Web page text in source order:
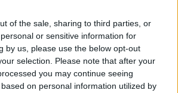
of the sale, sharing to third parties, or
or sensitive information for
by us, please use the below opt-out
selection. Please note that after your
you may continue seeing
on personal information utilized by
na de 1-0. Inmiddels zelfs 2-0 voor
Wél rood voor Lozano, terecht?
k4PUhGsuKK
17 februari 2018